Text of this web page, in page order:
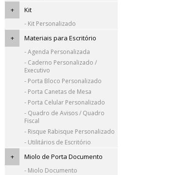
+ Kit
- Kit Personalizado
+ Materiais para Escritório
- Agenda Personalizada
- Caderno Personalizado /
Executivo
- Porta Bloco Personalizado
- Porta Canetas de Mesa
- Porta Celular Personalizado
- Quadro de Avisos / Quadro
Fiscal
- Risque Rabisque Personalizado
- Utilitários de Escritório
+ Miolo de Porta Documento
- Miolo Documento